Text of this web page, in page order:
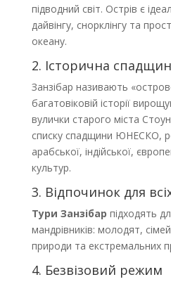
підводний світ. Острів є
дайвінгу, снорклінгу та
океану.
2. Історична
Занзібар називають
багатовіковій історії
вулички старого міста
списку спадщини ЮНЕСКО,
арабської, індійської,
культур.
3. Відпочинок для
Тури Занзібар підходять
мандрівників: молодят,
природи та екстремальних
4. Безвізовий режим